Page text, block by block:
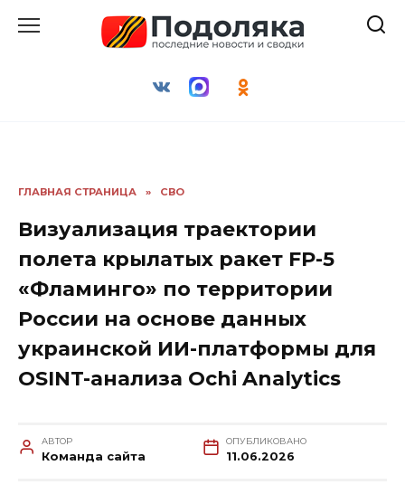
ГЛАВНАЯ СТРАНИЦА » СВО
Визуализация траектории
полета крылатых ракет FP-5
«Фламинго» по территории
России на основе данных
украинской ИИ-платформы для
OSINT-анализа Ochi Analytics
АВТОР
Команда сайта
ОПУБЛИКОВАНО
11.06.2026